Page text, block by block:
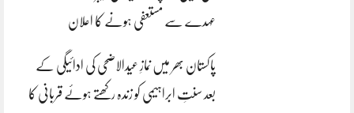
عہدے سے مستعفی ہونے کا اعلان
پاکستان بھر میں نمازِ عیدالاضحی کی ادائیگی کے
بعد سنتِ ابراہیمی کو زندہ رکھتے ہوئے قربانی کا